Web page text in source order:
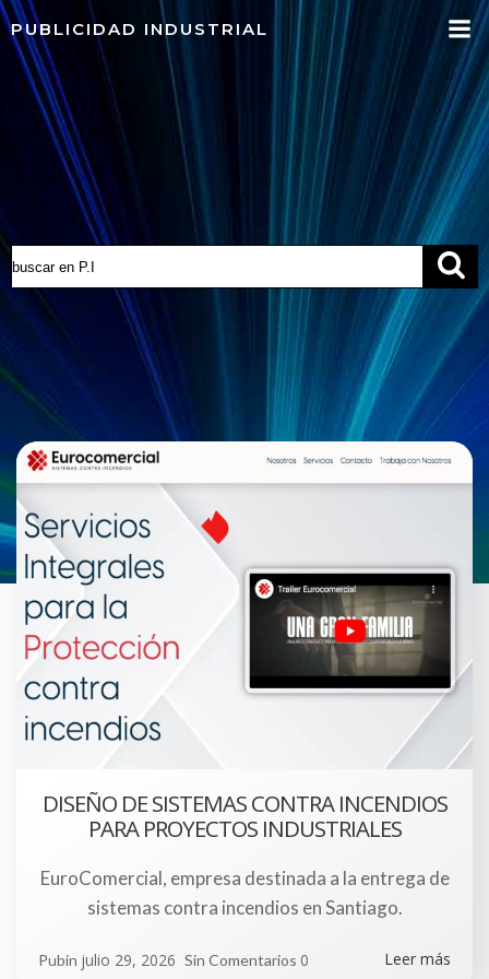
al
contenido
PUBLICIDAD INDUSTRIAL
DISEÑO DE SISTEMAS CONTRA INCENDIOS
PARA PROYECTOS INDUSTRIALES
EuroComercial, empresa destinada a la entrega de
sistemas contra incendios en Santiago.
Pubin julio 29, 2026 Sin Comentarios 0 Leer más